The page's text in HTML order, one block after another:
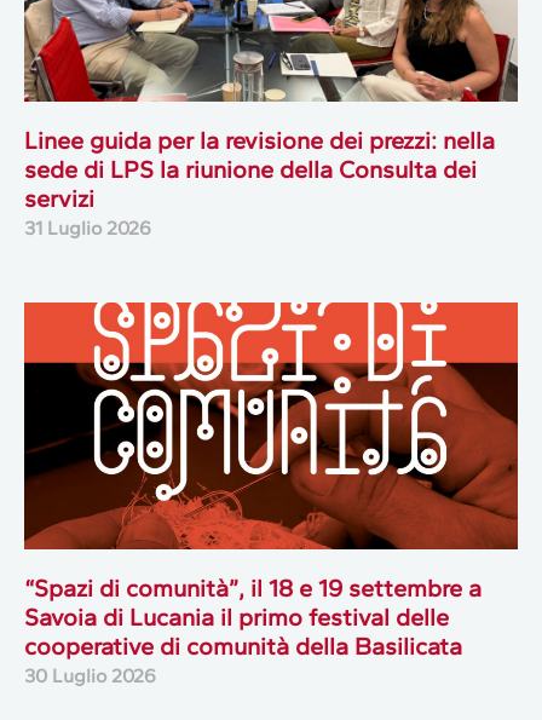
Linee guida per la revisione dei prezzi: nella
sede di LPS la riunione della Consulta dei
servizi
31 Luglio 2026
“Spazi di comunità”, il 18 e 19 settembre a
Savoia di Lucania il primo festival delle
cooperative di comunità della Basilicata
30 Luglio 2026